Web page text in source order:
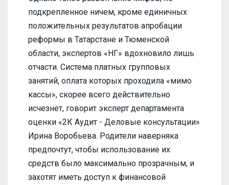
подкрепленное ничем, кроме единичных
положительных результатов апробации
реформы в Татарстане и Тюменской
области, экспертов «НГ» вдохновило лишь
отчасти. Система платных групповых
занятий, оплата которых проходила «мимо
кассы», скорее всего действительно
исчезнет, говорит эксперт департамента
оценки «2К Аудит - Деловые консультации»
Ирина Воробьева. Родители наверняка
предпочтут, чтобы использование их
средств было максимально прозрачным, и
захотят иметь доступ к финансовой